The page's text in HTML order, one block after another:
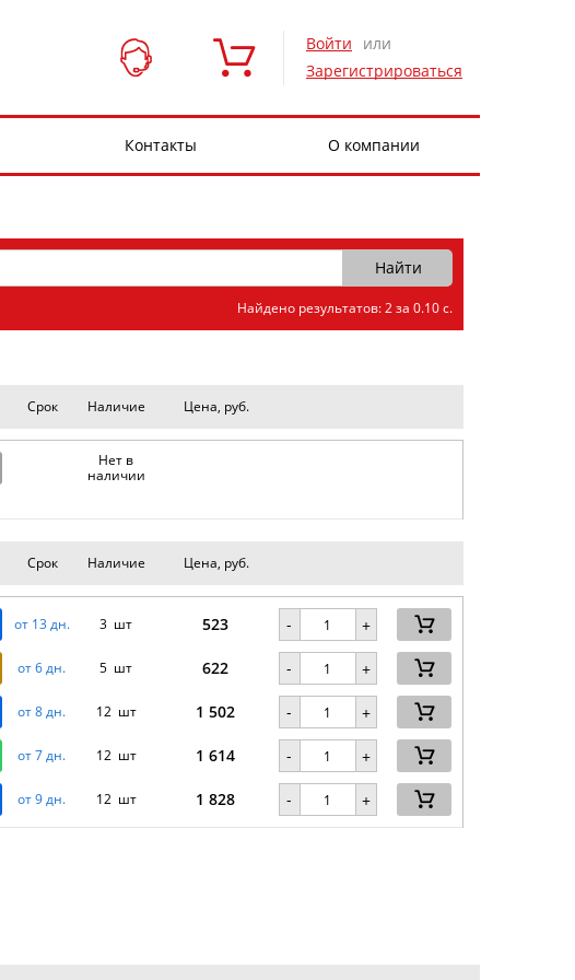
Войти
или
Зарегистрироваться
Контакты О компании
Найдено результатов: 2 за 0.10 с.
Срок Наличие Цена, руб.
Нет в
наличии
Срок Наличие Цена, руб.
от 13 дн. 3 шт 523 - +
от 6 дн. 5 шт 622 - +
от 8 дн. 12 шт 1 502 - +
от 7 дн. 12 шт 1 614 - +
от 9 дн. 12 шт 1 828 - +